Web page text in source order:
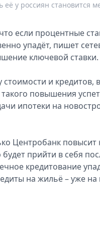
у россиян становится
если процентные
упадёт, пишет
ключевой ставки.
и
такого повышения
ипотеки на
Центробанк
прийти в себя
кредитование
на жильё – уже на